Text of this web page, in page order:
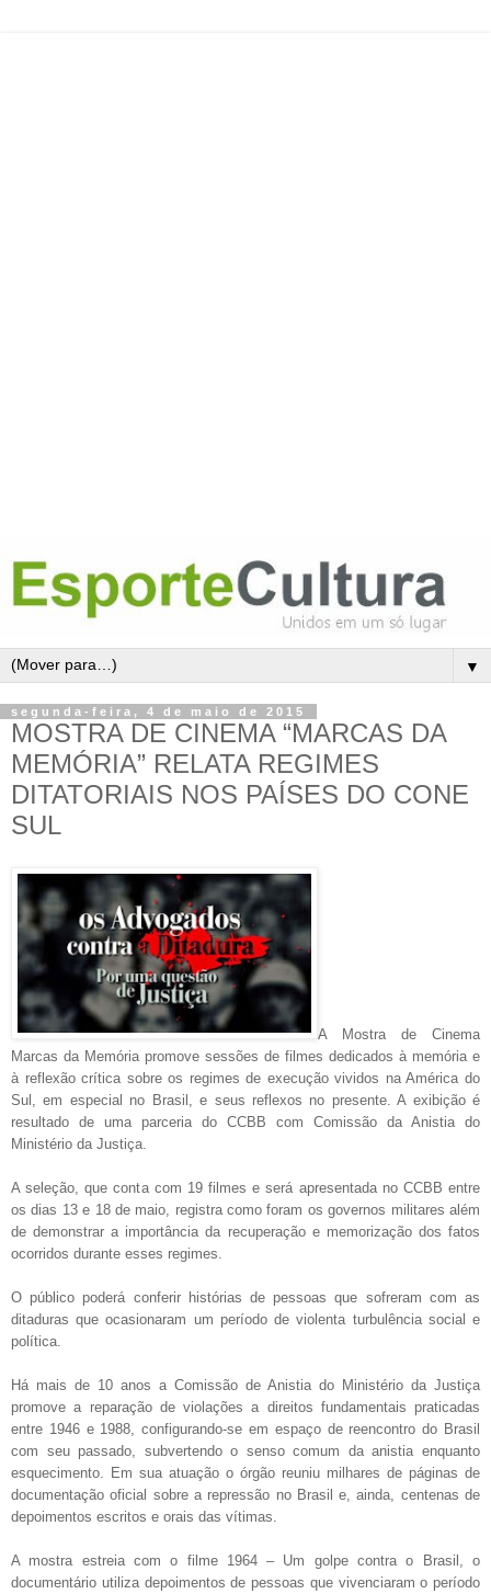
▼
segunda-feira, 4 de maio de 2015
MOSTRA DE CINEMA “MARCAS DA
MEMÓRIA” RELATA REGIMES
DITATORIAIS NOS PAÍSES DO CONE
SUL
A Mostra de Cinema
Marcas da Memória promove sessões de filmes dedicados à memória e
à reflexão crítica sobre os regimes de execução vividos na América do
Sul, em especial no Brasil, e seus reflexos no presente. A exibição é
resultado de uma parceria do CCBB com Comissão da Anistia do
Ministério da Justiça.
A seleção, que conta com 19 filmes e será apresentada no CCBB entre
os dias 13 e 18 de maio, registra como foram os governos militares além
de demonstrar a importância da recuperação e memorização dos fatos
ocorridos durante esses regimes.
O público poderá conferir histórias de pessoas que sofreram com as
ditaduras que ocasionaram um período de violenta turbulência social e
política.
Há mais de 10 anos a Comissão de Anistia do Ministério da Justiça
promove a reparação de violações a direitos fundamentais praticadas
entre 1946 e 1988, configurando-se em espaço de reencontro do Brasil
com seu passado, subvertendo o senso comum da anistia enquanto
esquecimento. Em sua atuação o órgão reuniu milhares de páginas de
documentação oficial sobre a repressão no Brasil e, ainda, centenas de
depoimentos escritos e orais das vítimas.
A mostra estreia com o filme 1964 – Um golpe contra o Brasil, o
documentário utiliza depoimentos de pessoas que vivenciaram o período